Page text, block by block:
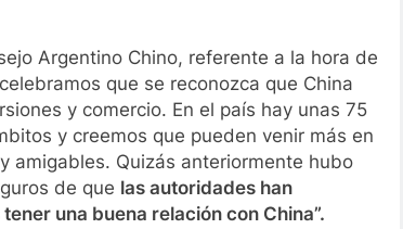
Argentino Chino, referente a la hora de
que se reconozca que China
y comercio. En el país hay unas 75
y creemos que pueden venir más en
amigables. Quizás anteriormente hubo
de que las autoridades han
una buena relación con China”.